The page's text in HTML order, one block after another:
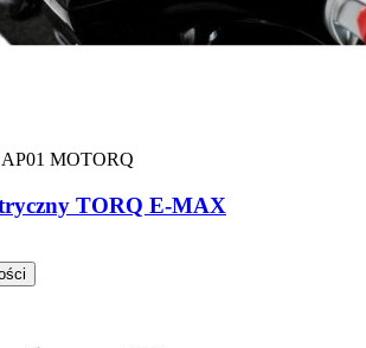
MOTORQ
TORQ E-MAX